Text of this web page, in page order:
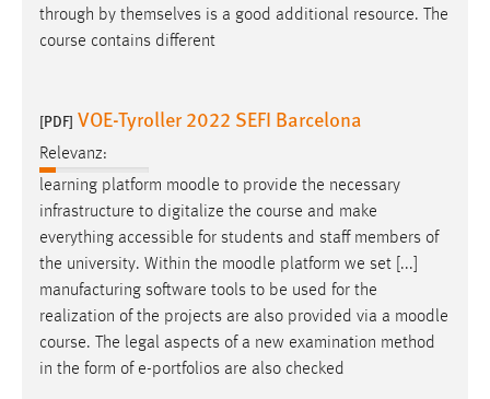
through by themselves is a good additional resource. The
course contains different
[PDF] VOE-Tyroller 2022 SEFI Barcelona
Relevanz:
learning platform moodle to provide the necessary
infrastructure to digitalize the course and make
everything accessible for students and staff members of
the university. Within the moodle platform we set [...]
manufacturing software tools to be used for the
realization of the projects are also provided via a moodle
course. The legal aspects of a new examination method
in the form of e-portfolios are also checked
Matomo
Zweck:
Zugriffsstatistik
Cookie Laufzeit:
Max. 13 Monate
MARKETING
Marketing Cookies werden von Drittanbietern
verwendet, um personalisierte Werbung anzuzeigen.